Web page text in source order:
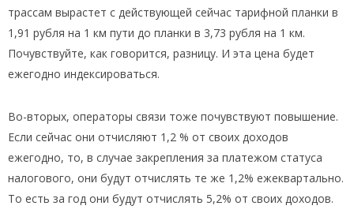
трассам вырастет с действующей сейчас тарифной планки в
1,91 рубля на 1 км пути до планки в 3,73 рубля на 1 км.
Почувствуйте, как говорится, разницу. И эта цена будет
ежегодно индексироваться.
Во-вторых, операторы связи тоже почувствуют повышение.
Если сейчас они отчисляют 1,2 % от своих доходов
ежегодно, то, в случае закрепления за платежом статуса
налогового, они будут отчислять те же 1,2% ежеквартально.
То есть за год они будут отчислять 5,2% от своих доходов.